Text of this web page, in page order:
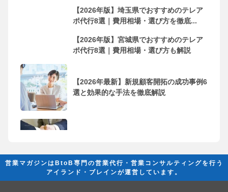
【2026年版】埼玉県でおすすめのテレア
ポ代行8選｜費用相場・選び方を徹底...
【2026年版】宮城県でおすすめのテレア
ポ代行8選｜費用相場・選び方も解説
【2026年最新】新規顧客開拓の成功事例6
選と効果的な手法を徹底解説
営業マガジンはBtoB専門の営業代行・営業コンサルティングを行う
アイランド・ブレインが運営しています。